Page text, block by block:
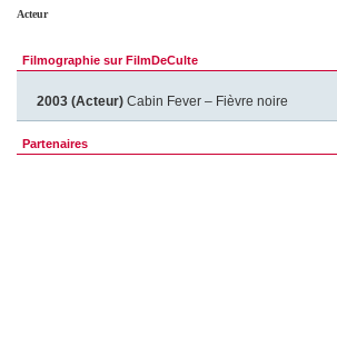
Acteur
Filmographie sur FilmDeCulte
2003 (Acteur) Cabin Fever – Fièvre noire
Partenaires